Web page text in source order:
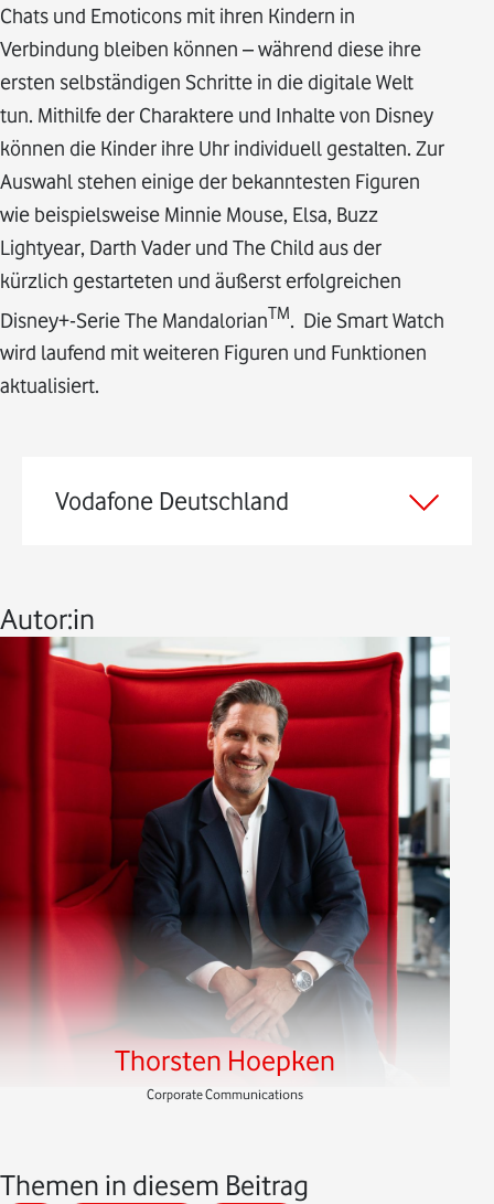
Chats und Emoticons mit ihren Kindern in
Verbindung bleiben können – während diese ihre
ersten selbständigen Schritte in die digitale Welt
tun. Mithilfe der Charaktere und Inhalte von Disney
können die Kinder ihre Uhr individuell gestalten. Zur
Auswahl stehen einige der bekanntesten Figuren
wie beispielsweise Minnie Mouse, Elsa, Buzz
Lightyear, Darth Vader und The Child aus der
kürzlich gestarteten und äußerst erfolgreichen
Disney+-Serie The MandalorianTM
. Die Smart Watch
wird laufend mit weiteren Figuren und Funktionen
aktualisiert.
Vodafone Deutschland
Autor:in
Thorsten Hoepken
Corporate Communications
Themen in diesem Beitrag